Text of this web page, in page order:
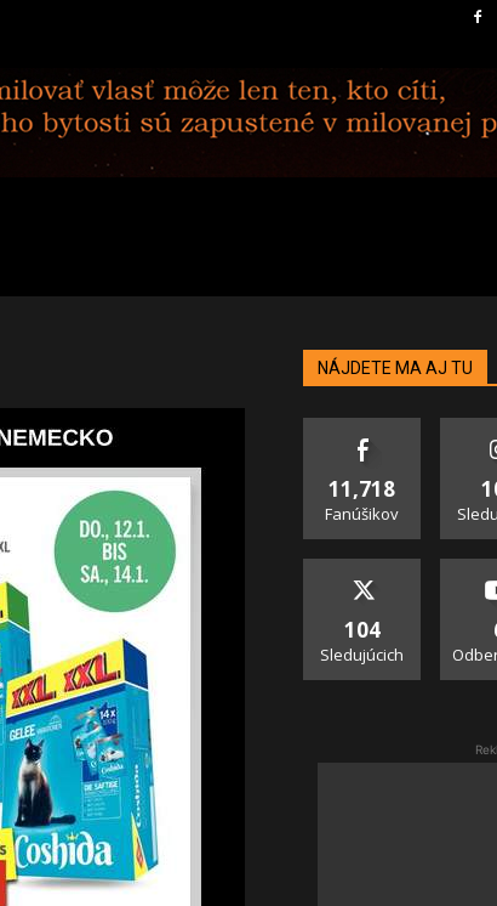
NÁJDETE MA AJ TU
11,718
Fanúšikov
104
Sledujúcich